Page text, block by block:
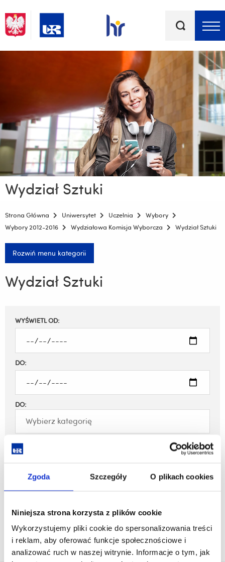
Zgoda Szczegóły O plikach cookies
Niniejsza strona korzysta z plików cookie
Wykorzystujemy pliki cookie do spersonalizowania treści
i reklam, aby oferować funkcje społecznościowe i
analizować ruch w naszej witrynie. Informacje o tym, jak
kluczowe
Wydział Sztuki
Strona Główna Uniwersytet Uczelnia
Wybory
Wybory 2012-2016
Wydziałowa Komisja Wyborcza Wydział Sztuki
Rozwiń menu kategorii
Wydział Sztuki
Filtruj
WYŚWIETL OD:
DO:
DO:
Nie ma dostępnych aktualności.